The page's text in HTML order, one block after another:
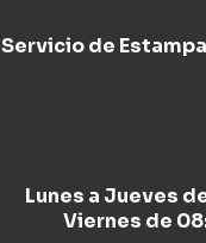
Servicio de
Lunes a Jueves
Viernes de